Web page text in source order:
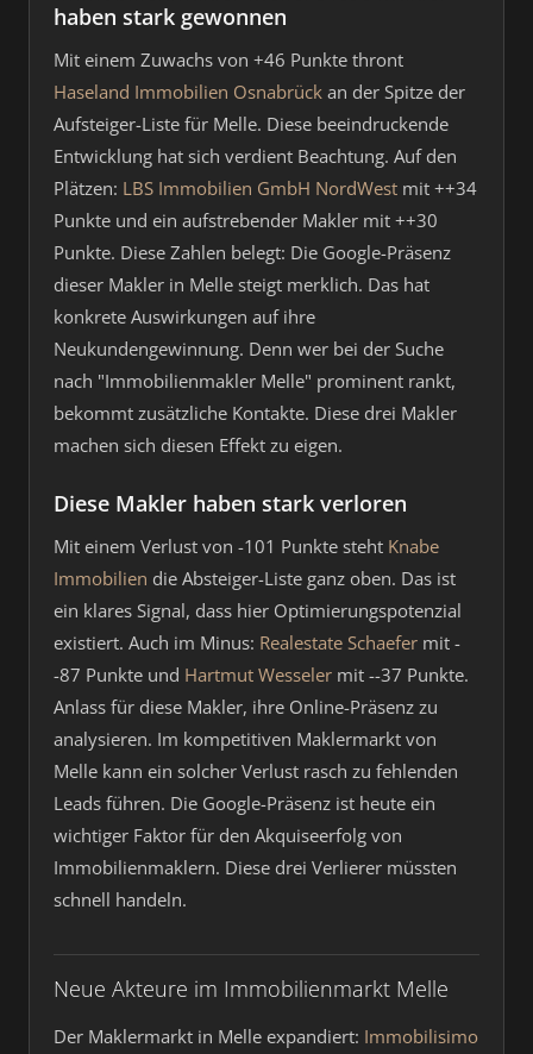
haben stark gewonnen
Mit einem Zuwachs von +46 Punkte thront
Haseland Immobilien Osnabrück an der Spitze der
Aufsteiger-Liste für Melle. Diese beeindruckende
Entwicklung hat sich verdient Beachtung. Auf den
Plätzen: LBS Immobilien GmbH NordWest mit ++34
Punkte und ein aufstrebender Makler mit ++30
Punkte. Diese Zahlen belegt: Die Google-Präsenz
dieser Makler in Melle steigt merklich. Das hat
konkrete Auswirkungen auf ihre
Neukundengewinnung. Denn wer bei der Suche
nach "Immobilienmakler Melle" prominent rankt,
bekommt zusätzliche Kontakte. Diese drei Makler
machen sich diesen Effekt zu eigen.
Diese Makler haben stark verloren
Mit einem Verlust von -101 Punkte steht Knabe
Immobilien die Absteiger-Liste ganz oben. Das ist
ein klares Signal, dass hier Optimierungspotenzial
existiert. Auch im Minus: Realestate Schaefer mit -
-87 Punkte und Hartmut Wesseler mit --37 Punkte.
Anlass für diese Makler, ihre Online-Präsenz zu
analysieren. Im kompetitiven Maklermarkt von
Melle kann ein solcher Verlust rasch zu fehlenden
Leads führen. Die Google-Präsenz ist heute ein
wichtiger Faktor für den Akquiseerfolg von
Immobilienmaklern. Diese drei Verlierer müssten
schnell handeln.
Neue Akteure im Immobilienmarkt Melle
Der Maklermarkt in Melle expandiert: Immobilisimo